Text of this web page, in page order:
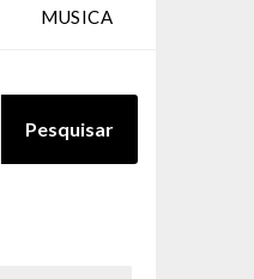
MUSICA
Pesquisar